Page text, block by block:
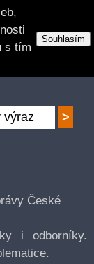
s tím
Souhlasím
České
i odborníky.